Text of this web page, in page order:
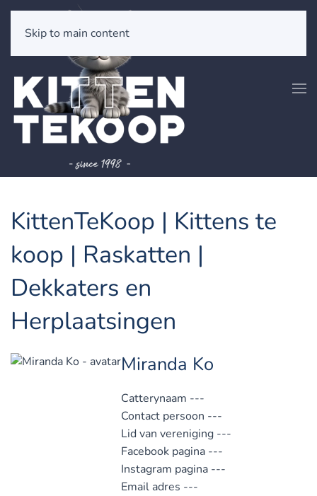
Skip to main content
KittenTeKoop | Kittens te
koop | Raskatten |
Dekkaters en
Herplaatsingen
Miranda Ko
Catterynaam ---
Contact persoon ---
Lid van vereniging ---
Facebook pagina ---
Instagram pagina ---
Email adres ---